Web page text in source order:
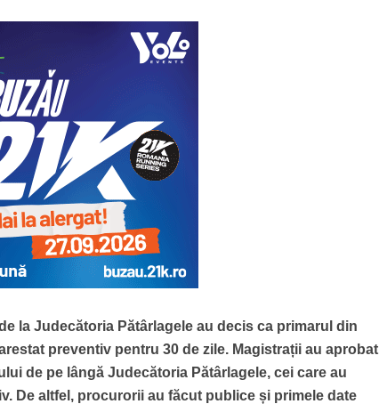
la Judecătoria Pătârlagele au decis ca primarul din
preventiv pentru 30 de zile. Magistrații au aprobat
de pe lângă Judecătoria Pătârlagele, cei care au
De altfel, procurorii au făcut publice și primele date